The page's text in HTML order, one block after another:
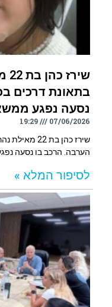
בתאונת דרכים
נסעה נפגע
07/06/2026
19:29
שירז כהן בת
הערבה. הרכב בו נסעה
לסיפור המלא »